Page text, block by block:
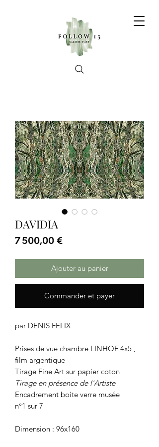
DAVIDIA
7 500,00 €
Ajouter au panier
Commander et payer
par DENIS FELIX
Prises de vue chambre LINHOF 4x5 ,
film argentique
Tirage Fine Art sur papier coton
Tirage en présence de l'Artiste
Encadrement boite verre musée
n°1 sur 7
Dimension : 96x160